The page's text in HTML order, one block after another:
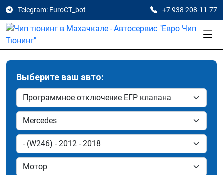
Telegram: EuroCT_bot +7 938 208-11-77
Выберите ваш авто: